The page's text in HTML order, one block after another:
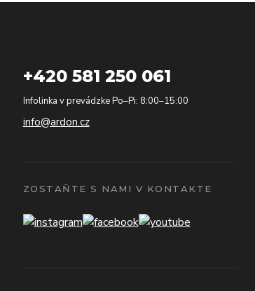
+420 581 250 061
Infolinka v prevádzke Po–Pi: 8:00–15:00
info@ardon.cz
ZOSTAŇTE S NAMI V KONTAKTE